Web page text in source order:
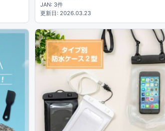
JAN: 3件
更新日: 2026.03.23